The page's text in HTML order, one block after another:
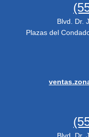
Blvd. Dr.
Plazas del